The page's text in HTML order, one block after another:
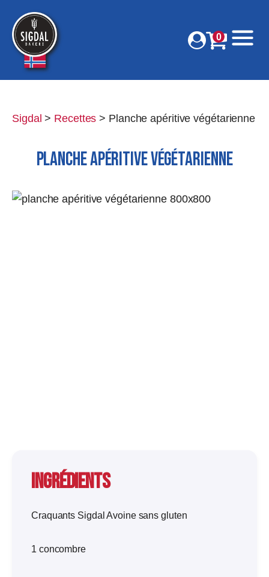
0
Sigdal > Recettes > Planche apéritive végétarienne
PLANCHE APÉRITIVE VÉGÉTARIENNE
Ingrédients
Craquants Sigdal Avoine sans gluten
1 concombre